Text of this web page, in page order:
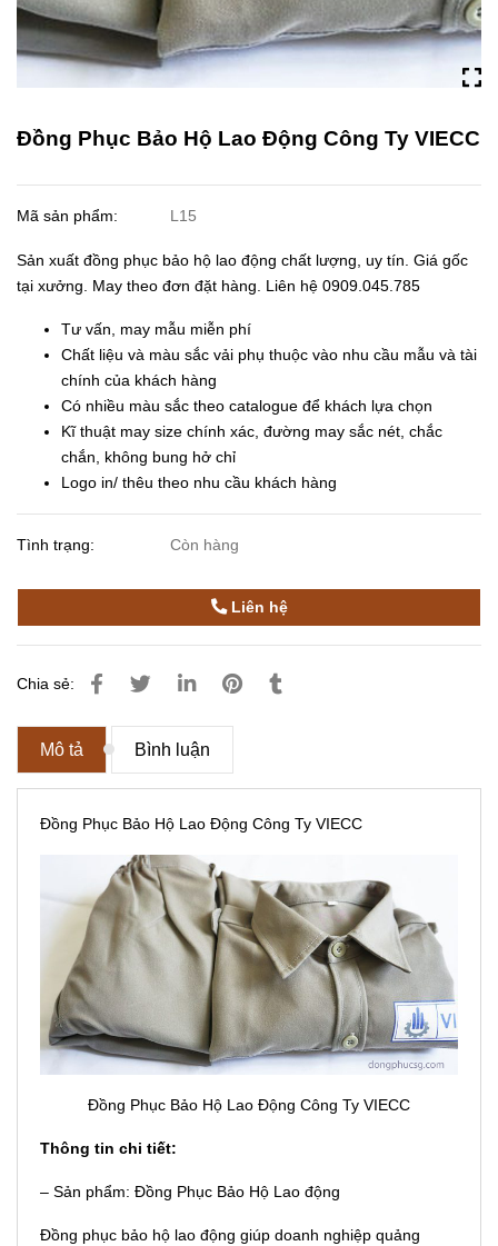
Đồng Phục Bảo Hộ Lao Động Công Ty VIECC
Mã sản phẩm: L15
Sản xuất đồng phục bảo hộ lao động chất lượng, uy tín. Giá gốc
tại xưởng. May theo đơn đặt hàng. Liên hệ 0909.045.785
Tư vấn, may mẫu miễn phí
Chất liệu và màu sắc vải phụ thuộc vào nhu cầu mẫu và tài
chính của khách hàng
Có nhiều màu sắc theo catalogue để khách lựa chọn
Kĩ thuật may size chính xác, đường may sắc nét, chắc
chắn, không bung hở chỉ
Logo in/ thêu theo nhu cầu khách hàng
Tình trạng: Còn hàng
Liên hệ
Chia sẻ:
Mô tả Bình luận
Đồng Phục Bảo Hộ Lao Động Công Ty VIECC
Đồng Phục Bảo Hộ Lao Động Công Ty VIECC
Thông tin chi tiết:
– Sản phẩm: Đồng Phục Bảo Hộ Lao động
Đồng phục bảo hộ lao động giúp doanh nghiệp quảng